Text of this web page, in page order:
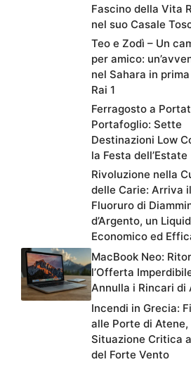
Fascino della Vita
nel suo Casale
Teo e Zodì – Un
per amico:
nel Sahara in
Rai 1
Ferragosto a
Portafoglio: Sette
Destinazioni Low
la Festa dell’Estate
Rivoluzione nella
delle Carie: Arriva il
Fluoruro di
d’Argento, un
Economico ed
MacBook Neo:
l’Offerta
Annulla i Rincari di
Incendi in Grecia:
alle Porte di Atene,
Situazione Critica
del Forte Vento